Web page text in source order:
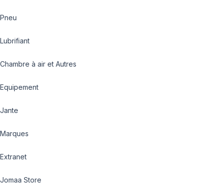
Pneu
Lubrifiant
Chambre à air et Autres
Equipement
Jante
Marques
Extranet
Jomaa Store